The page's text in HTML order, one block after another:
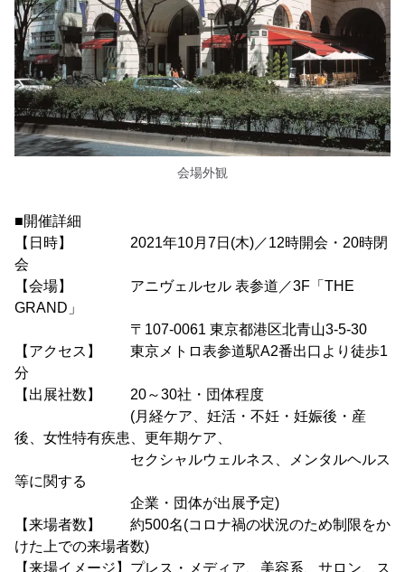
会場外観
■開催詳細
【日時】 2021年10月7日(木)／12時開会・20時閉
会
【会場】 アニヴェルセル 表参道／3F「THE
GRAND」
〒107-0061 東京都港区北青山3-5-30
【アクセス】 東京メトロ表参道駅A2番出口より徒歩1
分
【出展社数】 20～30社・団体程度
(月経ケア、妊活・不妊・妊娠後・産
後、女性特有疾患、更年期ケア、
セクシャルウェルネス、メンタルヘルス
等に関する
企業・団体が出展予定)
【来場者数】 約500名(コロナ禍の状況のため制限をか
けた上での来場者数)
【来場イメージ】プレス・メディア、美容系、サロン、ス